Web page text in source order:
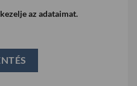
kezelje az adataimat.